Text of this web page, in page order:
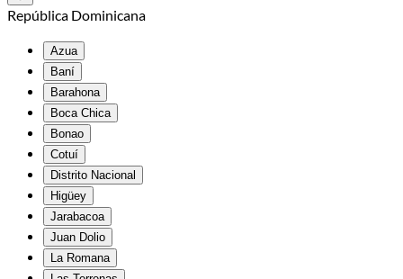
República Dominicana
Azua
Baní
Barahona
Boca Chica
Bonao
Cotuí
Distrito Nacional
Higüey
Jarabacoa
Juan Dolio
La Romana